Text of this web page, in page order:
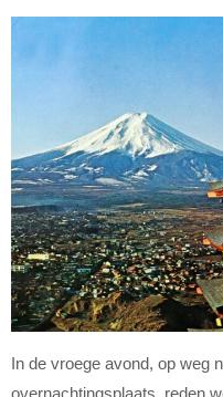
In de vroege avond, op weg
overnachtingsplaats, reden